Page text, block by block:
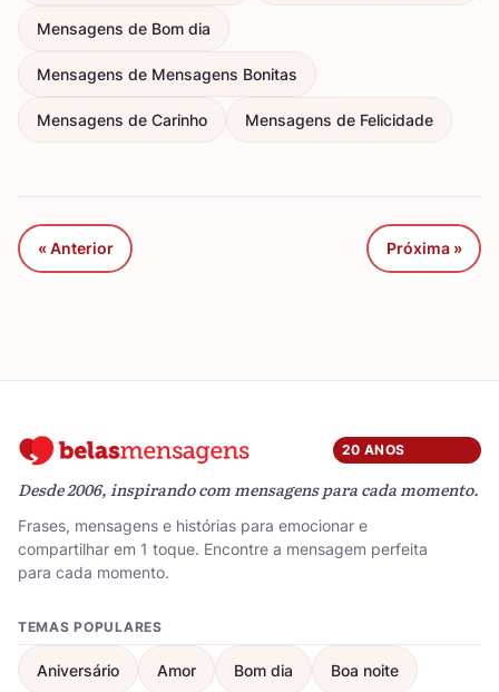
Mensagens de Bom dia
Mensagens de Mensagens Bonitas
Mensagens de Carinho Mensagens de Felicidade
« Anterior Próxima »
20 ANOS
Desde 2006, inspirando com mensagens para cada momento.
Frases, mensagens e histórias para emocionar e
compartilhar em 1 toque. Encontre a mensagem perfeita
para cada momento.
TEMAS POPULARES
Aniversário Amor Bom dia Boa noite